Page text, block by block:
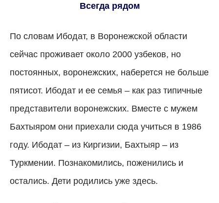
Всегда рядом
По словам Ибодат, в Воронежской области
сейчас проживает около 2000 узбеков, но
постоянных, воронежских, наберется не больше
пятисот. Ибодат и ее семья – как раз типичные
представители воронежских. Вместе с мужем
Бахтыяром они приехали сюда учиться в 1986
году. Ибодат – из Киргизии, Бахтыяр – из
Туркмении. Познакомились, поженились и
остались. Дети родились уже здесь.